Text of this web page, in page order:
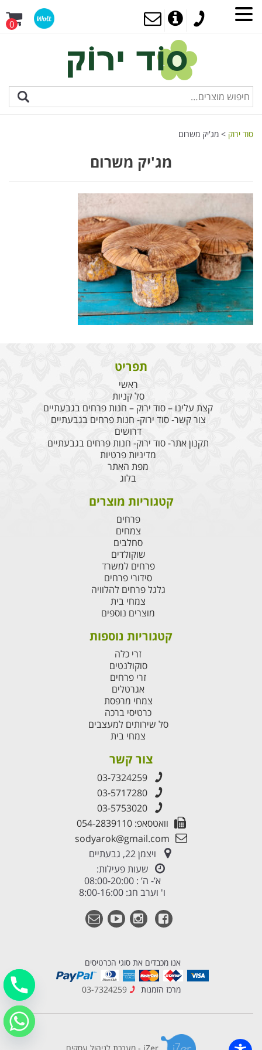
0
סוד ירוק > מג'יק משרום
מג'יק משרום
תפריט
ראשי
סל קניות
קצת עלינו – סוד ירוק – חנות פרחים בגבעתיים
צור קשר- סוד ירוק- חנות פרחים בגבעתיים
דרושים
תקנון אתר- סוד ירוק- חנות פרחים בגבעתיים
מדיניות פרטיות
מפת האתר
בלוג
קטגוריות מוצרים
פרחים
צמחים
סחלבים
שוקולדים
פרחים למשרד
סידורי פרחים
גלגל פרחים להלוויה
צמחי בית
מוצרים נוספים
קטגוריות נוספות
זרי כלה
סוקולנטים
זרי פרחים
אגרטלים
צמחי מרפסת
כרטיסי ברכה
סל שירותים למעצבים
צמחי בית
צור קשר
03-7324259
03-5717280
03-5753020
וואטסאפ: 054-2839110
sodyarok@gmail.com
ויצמן 22, גבעתיים
שעות פעילות:
א’- ה’ : 08:00-20:00
ו' וערב חג: 8:00-16:00
אנו מכבדים את סוגי הכרטיסים
מרכז הזמנות 03-7324259